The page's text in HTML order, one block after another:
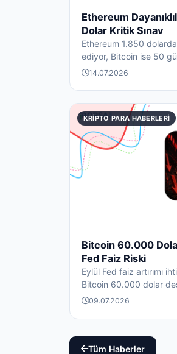
Ethereum
Dolar Kritik Sınav
Ethereum 1.850
ediyor, Bitcoin ise 50
baskı altında...
14.07.2026
KRIPTO PARA HABERLERI
Bitcoin 60.000
Fed Faiz Riski
Eylül Fed faiz artırımı
Bitcoin 60.000 dolar
63.800-64.000 d...
09.07.2026
Tüm Haberler